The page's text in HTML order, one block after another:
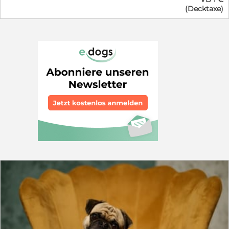
und er ist dabei immer brav. Auch wenn Altdeutsche
Hütehunde ursprünglich Arbeitstiere mit starkem
Familienleben rundum wohl. Prince ist, wie schon sein
Vater, ein seltener vierfarbiger Tiger. Sein Vater kam
damals aus dem Tierschutz, aber mit Papieren. Die
Mutter hatte keine, weshalb auch Prince keine besitzt.
Beide, Vater und Sohn, sind HD- und ED-frei. Prince ist
ca. 60 cm hoch (Schulterhöhe). Da wir keine
professionelle Zucht anstreben, sondern uns einfach
einen Welpen von ihm wünschen und damit zur
Erhaltung dieser besonderen Rasse beitragen möchten,
ist das für uns absolut in Ordnung. Altdeutsche
Hütehunde gehören zu den gefährdeten Haustierrassen,
mehr missen möchte. Wir möchten mit der
Verpaarung kein Geld verdienen, sondern uns im
Gegenzug einen Welpen aus dem Wurf aussuchen, als
feste Voraussetzung. Gesucht wird eine passende
Hündin, am liebsten ebenfalls altdeutsch, aber keine
Tigerhündin (wegen des Merle-Gens). Bei Interesse
oder Fragen freuen wir uns über eine Nachricht. Auf
(Decktaxe)